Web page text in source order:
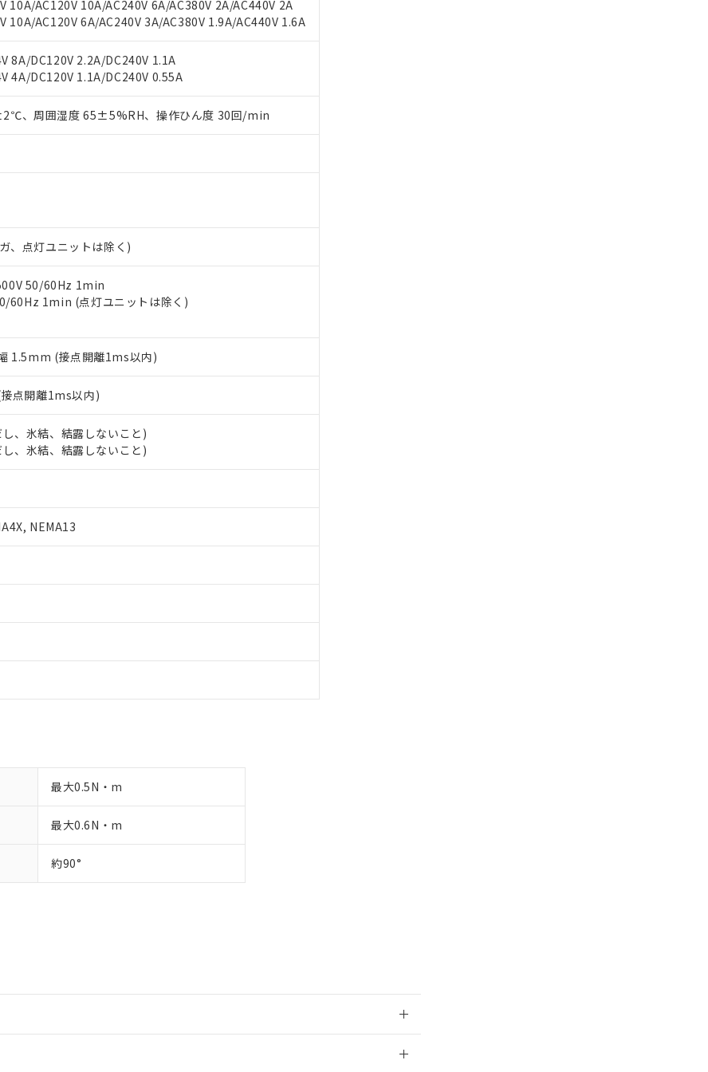
10A/AC120V 10A/AC240V 6A/AC380V 2A/AC440V 2A
10A/AC120V 6A/AC240V 3A/AC380V 1.9A/AC440V 1.6A
8A/DC120V 2.2A/DC240V 1.1A
4A/DC120V 1.1A/DC240V 0.55A
、周囲湿度 65±5%RH、操作ひん度 30回/min
、点灯ユニットは除く)
50/60Hz 1min
60Hz 1min (点灯ユニットは除く)
1.5mm (接点開離1ms以内)
点開離1ms以内)
、氷結、結露しないこと)
、氷結、結露しないこと)
NEMA13
最大0.5N・m
最大0.6N・m
約90°
談ください。
販売店や当社販売拠点は「
販売ネットワーク
部品リスト作成サービス）をご利用いただくには、I-Webメンバーズにご登録され
ます。
サイト上で当社にご登録された部品リストについて、当社および当社の共同利用者
サービスに関するお客様との取引・商談に必要な範囲で利用することをご了承くだ
す。
況などにより、予定月が前後することがあります。
ウンロード
ダウンロードすることができます。
）の非含有証明書
（当社基準）
点で非含有を証明するもので、過去に遡って非含有を証明するものではありません。
欄に対応日を記載しておりました。
の在庫切替を完了していることから、特段のことがない限り、2022年1月12日よ
限
物質）のすべてが基準値以下であることを示します。
況下において有害物質が外部に漏えいし、環境に深刻な影響を及ぼさない年数を意
当社販売部門へお問い合わせください。
を第三者に販売する場合は、上記1、2および3の内容を当該第三者に通知します。
合意する キャンセル
満たないが在庫あり
新の在庫状況については、お客様のお取引先、またはお客様担当のオムロン制御
・当社販売員にご確認ください)
、また在庫状況の情報を公開していない機種